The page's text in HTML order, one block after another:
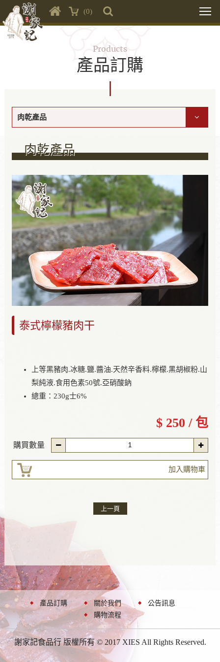
(0)
Products
產品訂購
肉乾產品
肉乾產品
泰式檸檬豬肉干
上等黑豬肉.冰糖.鹽.醬油.天然辛香料.檸檬.黑胡椒粉.山
梨純液.食用色素50號.亞硝酸鈉
總重：230g士6%
$ 250 / 包
購買數量
加入購物車
上一頁
產品訂購 關於我們
公告訊息
購物流程
謝家記食品行 版權所有 © 2017 XIES All Rights Reserved.